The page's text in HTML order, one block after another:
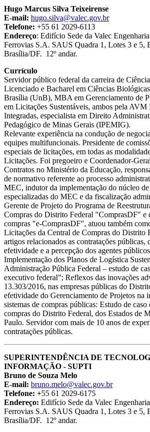
Hugo Marcus Silva Teixeirense
E-mail: hugo.silva@valec.gov.br
Telefone: +55 61 2029-6113
Endereço: Edifício Sede da Valec
Ferrovias S.A. SAUS Quadra 1, Lotes 3 e 5,
Brasília/DF. 12º andar.
Currículo
Servidor público federal da carreira de
Licenciado e Bacharel em Ciências
Brasília (UnB), MBA em Gerenciamento de
em Licitações Sustentáveis, ambos pela AVM
Integradas, especialista em Direito
Pedagógico de Minas Gerais (IPEMIG).
Relevante experiência na condução de
equipes multifuncionais. Presidente de
especiais de licitações, em todas as
Licitações. Foi pregoeiro e Coordenador-
Contratos no Ministério da Educação,
de normativo referente ao processo
MEC, indutor da implementação do núcleo de
especializadas do MEC e da fiscalização
Gerente de Projeto do Programa de
Compras do Distrito Federal "ComprasDF" e
compras "e-ComprasDF", atuou também
Licitações da Central de Compras do Distrito
artigos relacionados as contratações públicas,
efetividade e a percepção dos agentes
Implementação dos Planos de Logística
Administração Pública Federal – estudo de
executivo federal”; Reflexos das inovações
13.303/2016, nas empresas públicas do
efetividade do Gerenciamento de Projetos na
sistemas de compras públicas: Estudo de caso
compras do Distrito Federal, dos Estados de
Paulo. Servidor com mais de 10 anos de
contratações públicas.
SUPERINTENDÊNCIA DE
INFORMAÇÃO - SUPTI
Bruno de Souza Melo
E-mail: bruno.melo@valec.gov.br
Telefone: +55 61 2029-6175
Endereço: Edifício Sede da Valec
Ferrovias S.A. SAUS Quadra 1, Lotes 3 e 5,
Brasília/DF. 12º andar.